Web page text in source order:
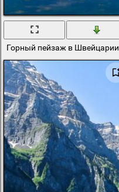
Горный пейзаж в Швейцарии